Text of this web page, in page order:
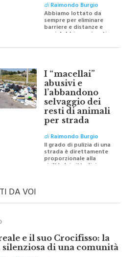
diRaimondo Burgio
Abbiamo lottato da
sempre per eliminare
barriere e distanze e
oggi dobbiamo ripartire
I “macellai”
abusivi e
l’abbandono
selvaggio dei
resti di animali
per strada
diRaimondo Burgio
Il grado di pulizia di una
strada è direttamente
proporzionale alla
civiltà dei cittadini
DA VOI
e il suo Crocifisso: la
silenziosa di una comunità